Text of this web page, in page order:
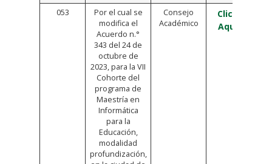
053
Por el cual se
modifica el
Acuerdo n.°
343 del 24 de
octubre de
2023, para la VII
Cohorte del
programa de
Maestría en
Informática
para la
Educación,
modalidad
profundización,
Consejo
Académico
Click
Aquí